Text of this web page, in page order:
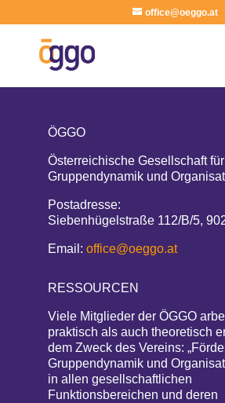
office@oeggo.at
ÖGGO
Österreichische Gesellschaft für
Gruppendynamik und
Postadresse:
Siebenhügelstraße 112/B/5,
Email: office@oeggo.at
RESSOURCEN
Viele Mitglieder der ÖGGO
praktisch als auch theoretisch
dem Zweck des Vereins:
Gruppendynamik und
in allen gesellschaftlichen
Funktionsbereichen und deren